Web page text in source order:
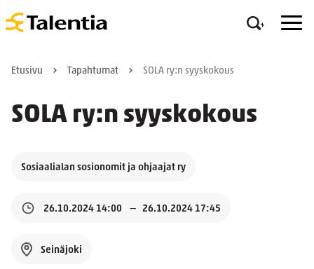
Etusivu Tapahtumat SOLA ry:n syyskokous
SOLA ry:n syyskokous
Sosiaalialan sosionomit ja ohjaajat ry
26.10.2024 14:00 26.10.2024 17:45
Seinäjoki